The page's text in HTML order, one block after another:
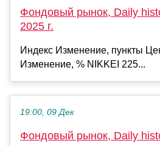
Фондовый рынок, Daily
2025 г.
Индекс Изменение, пункты
Изменение, % NIKKEI 225...
19:00, 09 Дек
Фондовый рынок, Daily